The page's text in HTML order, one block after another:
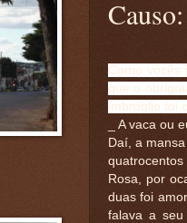
Como
que o
imbróglio foi
_ A vaca ou
Daí, a
Rosa, por
duas foi
falava a